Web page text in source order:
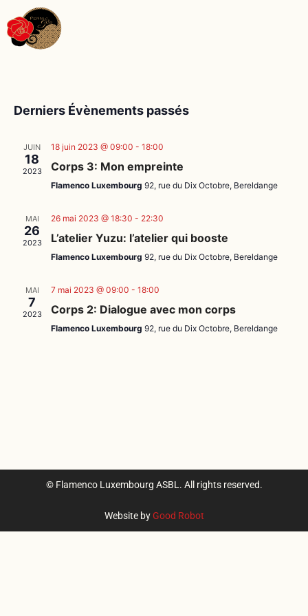
Derniers Évènements passés
JUIN
18
2023
18 juin 2023 @ 09:00 - 18:00
Corps 3: Mon empreinte
Flamenco Luxembourg 92, rue du Dix Octobre, Bereldange
MAI
26
2023
26 mai 2023 @ 18:30 - 22:30
L’atelier Yuzu: l’atelier qui booste
Flamenco Luxembourg 92, rue du Dix Octobre, Bereldange
MAI
7
2023
7 mai 2023 @ 09:00 - 18:00
Corps 2: Dialogue avec mon corps
Flamenco Luxembourg 92, rue du Dix Octobre, Bereldange
© Flamenco Luxembourg ASBL. All rights reserved.
Website byGood Robot